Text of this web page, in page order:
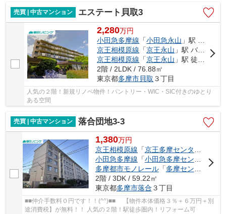
売買 | 中古マンション
エステート貝取3
2,280万円
小田急多摩線 「小田急永山 」駅 バス11分 「南瓜生」 停歩2分
京王相模原線 「京王永山 」駅 バス11分 「南瓜生」 停歩2分
京王相模原線 「京王永山 」駅 徒歩33分
2階 / 2LDK / 76.88㎡
東京都多摩市貝取 ３丁目
人気の２階！新規リノベ物件！パントリー・WIC・SIC付きのゆとり
ある空間
売買 | 中古マンション 落合団地3-3
1,380万円
京王相模原線 「京王多摩センター
小田急多摩線 「小田急多摩センター
」駅
多摩都市モノレール「多摩センター
」駅
2階 / 3DK / 59.22㎡
東京都多摩市落合 ３丁目
■■仲介手数料０円です！！(^^)■■ 【物件本体価格３％＋６万円＋別
途消費税】が無料！！ 人気の２階！駅徒歩圏内！リフォーム可